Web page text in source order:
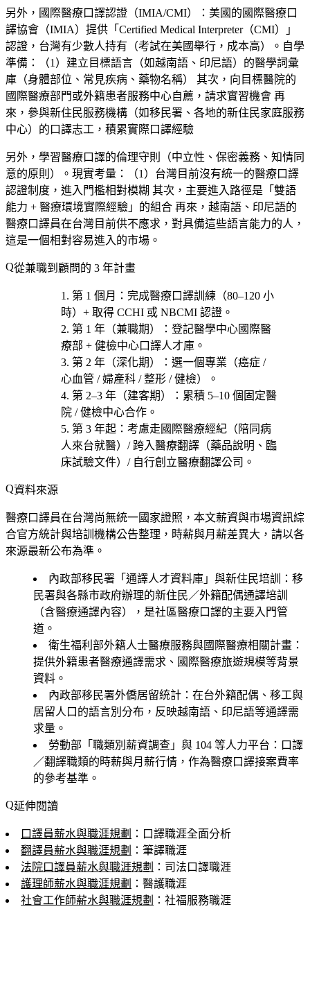
另外， 國際醫療口譯認證（IMIA/CMI）
：美國的國際醫療口
譯協會（IMIA）提供「Certified Medical Interpreter（CMI）」
認證，台灣有少數人持有（考試在美國舉行，成本高）。自學
準備：（1）建立目標語言（如越南語、印尼語）的醫學詞彙
庫（身體部位、常見疾病、藥物名稱） 其次，向目標醫院的
國際醫療部門或外籍患者服務中心自薦，請求實習機會 再
來，參與新住民服務機構（如移民署、各地的新住民家庭服務
中心）的口譯志工，積累實際口譯經驗
另外，學習醫療口譯的倫理守則（中立性、保密義務、知情同
意的原則）。現實考量：（1）台灣目前沒有統一的醫療口譯
認證制度，進入門檻相對模糊 其次，主要進入路徑是「雙語
能力 + 醫療環境實際經驗」的組合 再來，越南語、印尼語的
醫療口譯員在台灣目前供不應求，對具備這些語言能力的人，
這是一個相對容易進入的市場。
從兼職到顧問的 3 年計畫
第 1 個月 ：完成醫療口譯訓練（80–120 小
時）+ 取得 CCHI 或 NBCMI 認證 。
第 1 年（兼職期）
：登記醫學中心國際醫
療部 + 健檢中心口譯人才庫。
第 2 年（深化期）
：選一個專業（癌症 /
心血管 / 婦產科 / 整形 / 健檢）。
第 2–3 年（建客期）
：累積 5–10 個固定醫
院 / 健檢中心合作。
第 3 年起 ：考慮走國際醫療經紀（陪同病
人來台就醫）/ 跨入醫療翻譯（藥品說明、臨
床試驗文件）/ 自行創立醫療翻譯公司 。
資料來源
醫療口譯員在台灣尚無統一國家證照，本文薪資與市場資訊綜
合官方統計與培訓機構公告整理，時薪與月薪差異大，請以各
來源最新公布為準。
內政部移民署「通譯人才資料庫」與新住民培訓
：移
民署與各縣市政府辦理的新住民／外籍配偶通譯培訓
（含醫療通譯內容），是社區醫療口譯的主要入門管
道。
衛生福利部外籍人士醫療服務與國際醫療相關計畫 ：
提供外籍患者醫療通譯需求、國際醫療旅遊規模等背景
資料。
內政部移民署外僑居留統計 ：在台外籍配偶、移工與
居留人口的語言別分布，反映越南語、印尼語等通譯需
求量。
勞動部「職類別薪資調查」與 104 等人力平台 ：口譯
／翻譯職類的時薪與月薪行情，作為醫療口譯接案費率
的參考基準。
延伸閱讀
口譯員薪水與職涯規劃 ：口譯職涯全面分析
翻譯員薪水與職涯規劃 ：筆譯職涯
法院口譯員薪水與職涯規劃 ：司法口譯職涯
護理師薪水與職涯規劃 ：醫護職涯
社會工作師薪水與職涯規劃 ：社福服務職涯